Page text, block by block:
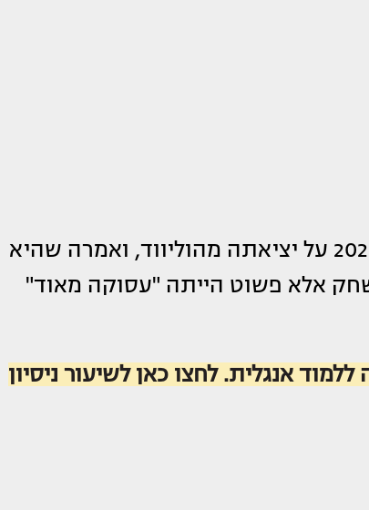
ריד גם דיברה בכנות עם PEOPLE באוקטובר 2024 על יציאתה מהוליווד, ואמרה שהיא
אלא פשוט הייתה "עסוקה מאוד"
אנגלית. לחצו כאן לשיעור ניסיון